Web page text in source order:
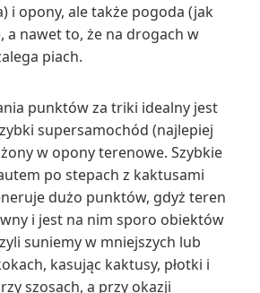
i opony, ale także pogoda (jak
a nawet to, że na drogach w
piach.
punktów za triki idealny jest
supersamochód (najlepiej
w opony terenowe. Szybkie
po stepach z kaktusami
dużo punktów, gdyż teren
i jest na nim sporo obiektów
suniemy w mniejszych lub
kasując kaktusy, płotki i
szosach, a przy okazji